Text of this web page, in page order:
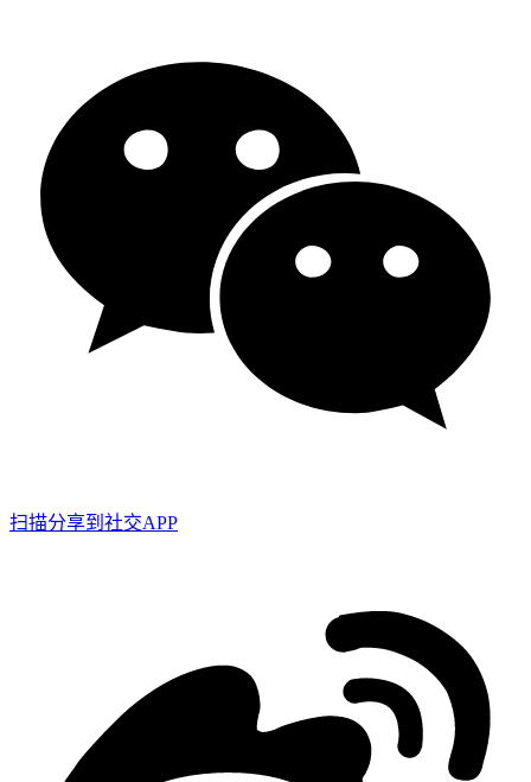
扫描分享到社交APP